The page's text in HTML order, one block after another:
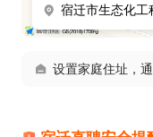
宿迁市生态化
设置家庭住址，